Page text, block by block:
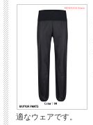
適なウェアです。